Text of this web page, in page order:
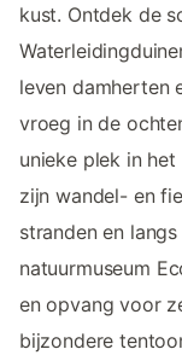
kust. Ontdek de
leven damherten
vroeg in de
unieke plek in het
zijn wandel- en
stranden en
natuurmuseum
en opvang voor
bijzondere